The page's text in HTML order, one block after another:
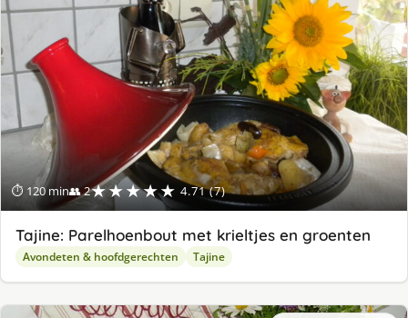
⏱ 120 min👥 2★★★★★ 4.71 (7)
Tajine: Parelhoenbout met krieltjes en groenten
Avondeten & hoofdgerechten Tajine